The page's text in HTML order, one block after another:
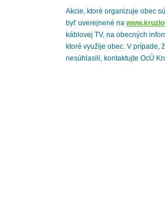
Akcie, ktoré organizuje obec
byť uverejnené na
káblovej TV, na obecných
ktoré využije obec. V prípade,
nesúhlasili, kontaktujte OcÚ